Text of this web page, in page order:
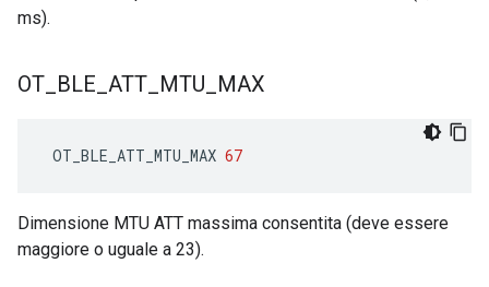
ms).
OT BLE ATT MTU MAX
OT_BLE_ATT_MTU_MAX 67
Dimensione MTU ATT massima consentita (deve essere
maggiore o uguale a 23).